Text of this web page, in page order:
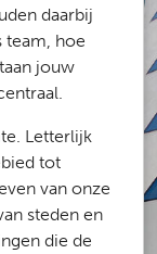
daarbij
team, hoe
jouw
Letterlijk
tot
van onze
steden en
die de